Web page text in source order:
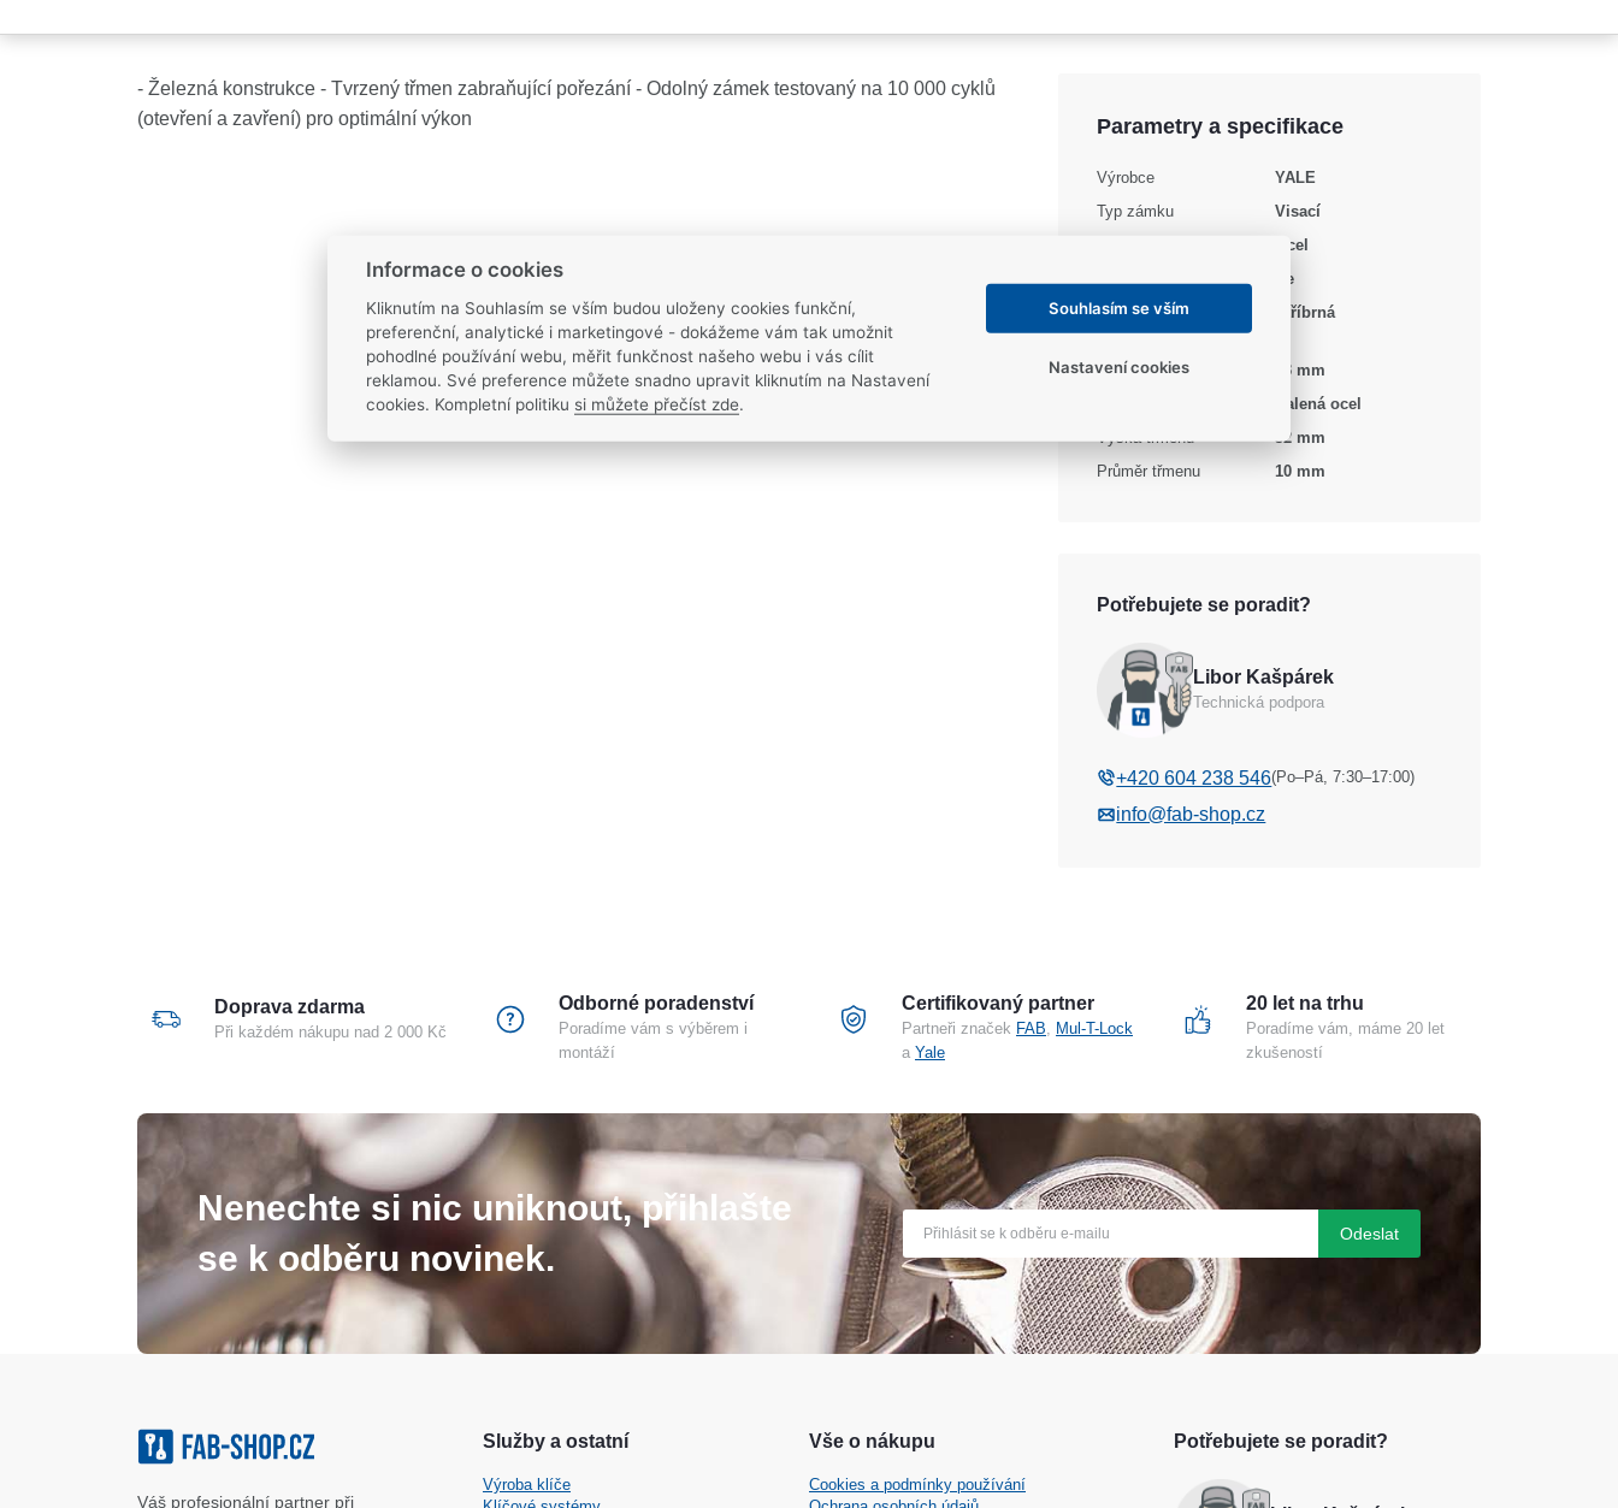
- Železná konstrukce - Tvrzený třmen zabraňující pořezání - Odolný zámek testovaný na 10 000 cyklů
(otevření a zavření) pro optimální výkon
Parametry a specifikace
Výrobce
YALE
Typ zámku
Visací
Ocel
Ne
Barva / Povrchová
úprava
Stříbrná
Šířka těla
63 mm
Kalená ocel
Výška třmenu
32 mm
Průměr třmenu
10 mm
Potřebujete se poradit?
Libor Kašpárek
Technická podpora
+420 604 238 546(Po–Pá, 7:30–17:00)
info@fab-shop.cz
Doprava zdarma
Při každém nákupu nad 2 000 Kč
Odborné poradenství
Poradíme vám s výběrem i
montáží
Certifikovaný partner
Partneři značek FAB, Mul-T-Lock
a Yale
20 let na trhu
Poradíme vám, máme 20 let
zkušeností
Nenechte si nic uniknout, přihlašte
se k odběru novinek.
Odeslat
Služby a ostatní
Výroba klíče
Vše o nákupu
Cookies a podmínky používání
Váš profesionální partner při
Potřebujete se poradit?
Informace o cookies
Kliknutím na Souhlasím se vším budou uloženy cookies funkční,
preferenční, analytické i marketingové - dokážeme vám tak umožnit
pohodlné používání webu, měřit funkčnost našeho webu i vás cílit
reklamou. Své preference můžete snadno upravit kliknutím na Nastavení
cookies. Kompletní politiku si můžete přečíst zde.
Souhlasím se vším
Nastavení cookies